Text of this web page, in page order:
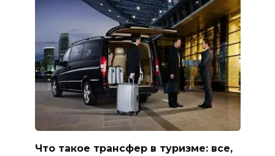
Что такое трансфер в туризме: все,